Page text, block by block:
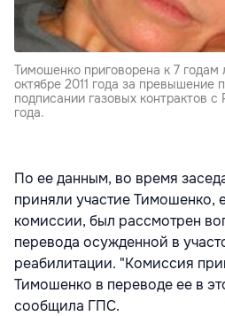
Тимошенко приговорена к 7
октябре 2011 года за превышение
подписании газовых контрактов
года.
По ее данным, во время
приняли участие Тимошенко,
комиссии, был рассмотрен
перевода осужденной в
реабилитации. "Комиссия
Тимошенко в переводе ее в
сообщила ГПС.